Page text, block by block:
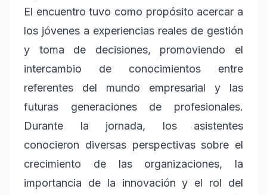
El encuentro tuvo como propósito acercar a
los jóvenes a experiencias reales de gestión
y toma de decisiones, promoviendo el
intercambio de conocimientos entre
referentes del mundo empresarial y las
futuras generaciones de profesionales.
Durante la jornada, los asistentes
conocieron diversas perspectivas sobre el
crecimiento de las organizaciones, la
importancia de la innovación y el rol del